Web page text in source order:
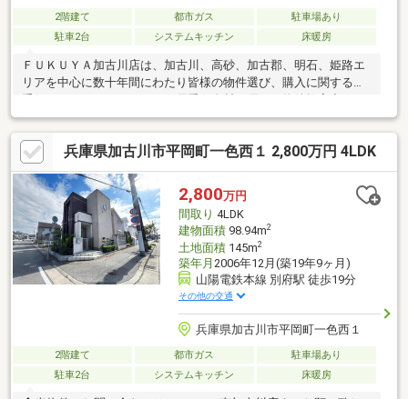
2階建て 都市ガス
駐車場あり
駐車2台
システムキッチン 床暖房
ＦＵＫＵＹＡ加古川店は、加古川、高砂、加古郡、明石、姫路エ
リアを中心に数十年間にわたり皆様の物件選び、購入に関するお
お客様に人生に一度の不動産の購入を最高の形でお手伝いできる
よう、日々努力しながら営業活動を行っております。●駐車可能
台数は車種によります●写真中の家具調度品は含まれません【物
件の特徴】◆山電別府駅まで徒歩約19分の立地◆４ＬＤＫ、駐車
２台可能◆リビングテラス付のお家
兵庫県加古川市平岡町一色西１ 2,800万円 4LDK
2,800万円
間取り 4LDK
建物面積98.94m2
土地面積145m2
築年月 2006年12月(築19年9ヶ月)
山陽電鉄本線 別府駅 徒歩19分
その他の交通
兵庫県加古川市平岡町一色西１
2階建て 都市ガス
駐車場あり
駐車2台
システムキッチン 床暖房